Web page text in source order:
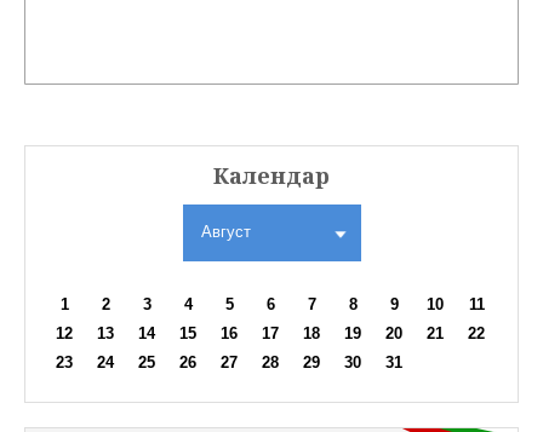
Календар
Август
1 2 3 4 5 6 7 8 9 10
11
12
13 14 15 16 17 18 19 20 21
22
23
24 25 26 27 28 29 30 31